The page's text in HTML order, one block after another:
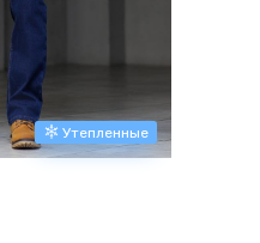
Утепленные